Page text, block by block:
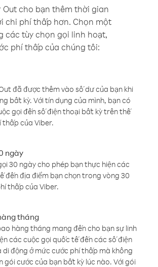
Out cho bạn thêm thời gian
chi phí thấp hơn. Chọn một
các tùy chọn gọi linh hoạt,
phí thấp của chúng tôi:
đã được thêm vào số dư của bạn khi
bất kỳ. Với tín dụng của mình, bạn có
gọi đến số điện thoại bất kỳ trên thế
thấp của Viber.
ngày
30 ngày cho phép bạn thực hiện các
đến địa điểm bạn chọn trong vòng 30
thấp của Viber.
tháng
hàng tháng mang đến cho bạn sự linh
các cuộc gọi quốc tế đến các số điện
di động ở mức cước phí thấp mà không
gói cước của bạn bất kỳ lúc nào. Với gói